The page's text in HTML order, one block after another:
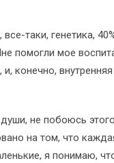
таки, генетика,
помогли мое
конечно,
не побоюсь
на том, что
я понимаю,